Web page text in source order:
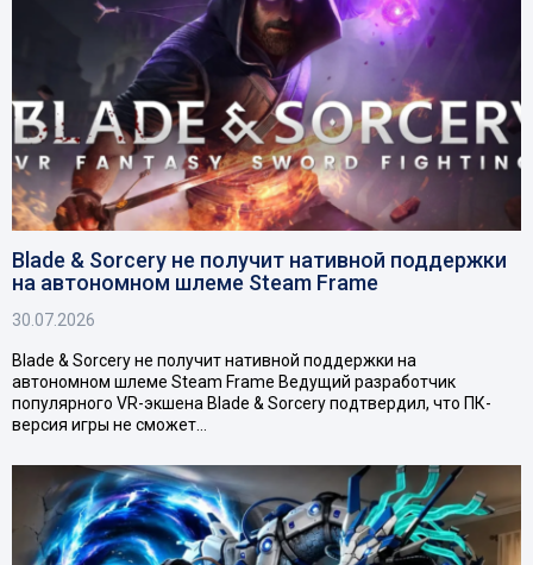
Blade & Sorcery не получит нативной поддержки
на автономном шлеме Steam Frame
30.07.2026
Blade & Sorcery не получит нативной поддержки на
автономном шлеме Steam Frame Ведущий разработчик
популярного VR-экшена Blade & Sorcery подтвердил, что ПК-
версия игры не сможет…